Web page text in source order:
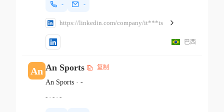
- -
https://linkedin.com/company/it***ts
巴西
An An Sports 复制
An Sports· -
-· -· -